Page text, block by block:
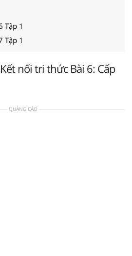
Tập 1
Tập 1
nối tri thức Bài 6: Cấp
QUẢNG CÁO